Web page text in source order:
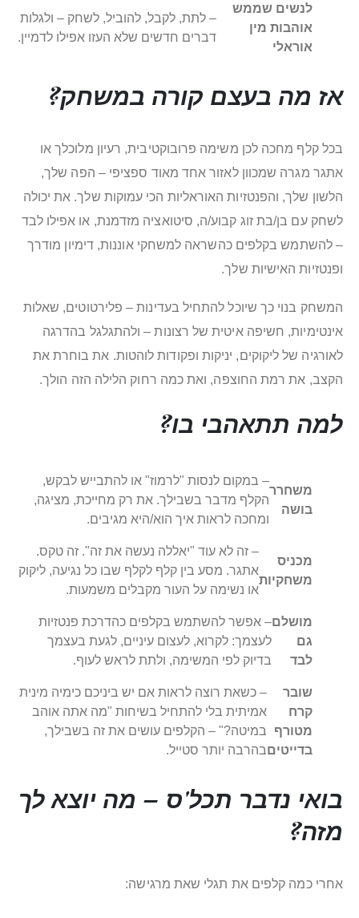
לנשים שממש
אוהבות מין
אוראלי
– לתת, לקבל, להוביל, לשחק – ולגלות
דברים חדשים שלא העזו אפילו לדמיין.
אז מה בעצם קורה במשחק?
בכל קלף מחכה לכן משימה פרובוקטיבית, רעיון מלוכלך או
אתגר מגרה שמכוון לאזור אחד מאוד ספציפי – הפה שלך,
הלשון שלך, והפנטזיות האוראליות הכי עמוקות שלך. את יכולה
לשחק עם בן/בת זוג קבוע/ה, סיטואציה מזדמנת, או אפילו לבד
– להשתמש בקלפים כהשראה למשחקי אוננות, דימיון מודרך
ופנטזיות האישיות שלך.
המשחק בנוי כך שיוכל להתחיל בעדינות – פלירטוטים, שאלות
אינטימיות, חשיפה איטית של רצונות – ולהתגלגל בהדרגה
לאורגיה של ליקוקים, יניקות ופקודות לוהטות. את בוחרת את
הקצב, את רמת החוצפה, ואת כמה רחוק הלילה הזה הולך.
למה תתאהבי בו?
משחרר
בושה
– במקום לנסות "לרמוז" או להתבייש לבקש,
הקלף מדבר בשבילך. את רק מחייכת, מציגה,
ומחכה לראות איך הוא/היא מגיבים.
מכניס
משחקיות
– זה לא עוד "יאללה נעשה את זה". זה טקס.
אתגר. מסע בין קלף לקלף שבו כל נגיעה, ליקוק
או נשימה על העור מקבלים משמעות.
מושלם
גם
לבד
– אפשר להשתמש בקלפים כהדרכת פנטזיות
לעצמך: לקרוא, לעצום עיניים, לגעת בעצמך
בדיוק לפי המשימה, ולתת לראש לעוף.
שובר
קרח
מטורף
בדייטים
– כשאת רוצה לראות אם יש ביניכם כימיה מינית
אמיתית בלי להתחיל בשיחות "מה אתה אוהב
במיטה?" – הקלפים עושים את זה בשבילך,
בהרבה יותר סטייל.
בואי נדבר תכל'ס – מה יוצא לך
מזה?
אחרי כמה קלפים את תגלי שאת מרגישה: